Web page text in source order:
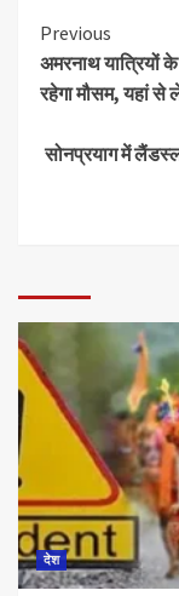
Previous
अमरनाथ यात्रियों
रहेगा मौसम, यहां से
सोनप्रयाग में
देश